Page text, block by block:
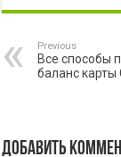
Previous
Все способы
баланс карты
Добавить